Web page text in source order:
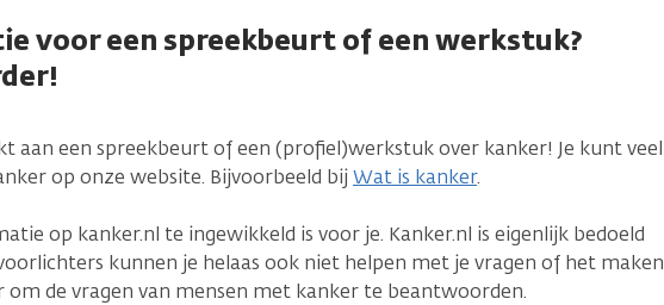
voor een spreekbeurt of een werkstuk?
aan een spreekbeurt of een (profiel)werkstuk over kanker! Je kunt veel
op onze website. Bijvoorbeeld bijWat is kanker.
op kanker.nl te ingewikkeld is voor je. Kanker.nl is eigenlijk bedoeld
kunnen je helaas ook niet helpen met je vragen of het maken
om de vragen van mensen met kanker te beantwoorden.